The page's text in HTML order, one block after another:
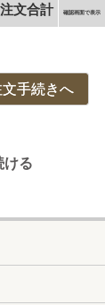
注文合計 確認画面で表示
文手続きへ
ける